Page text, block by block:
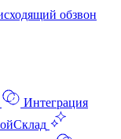
обзвон
Интеграция